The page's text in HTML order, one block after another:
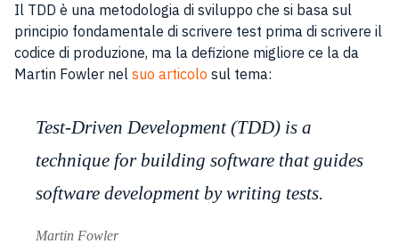
Il TDD è una metodologia di sviluppo che si basa sul
principio fondamentale di scrivere test prima di scrivere il
codice di produzione, ma la defizione migliore ce la da
Martin Fowler nel suo articolo sul tema:
Test-Driven Development (TDD) is a
technique for building software that guides
software development by writing tests.
Martin Fowler